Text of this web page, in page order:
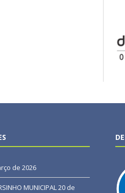
de 2026
MUNICIPAL20 de